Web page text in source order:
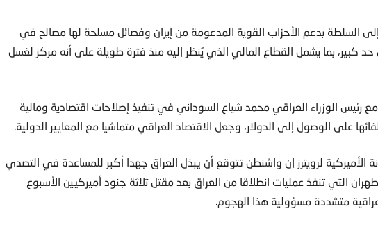
إلى السلطة بدعم الأحزاب القوية المدعومة من إيران وفصائل مسلحة لها مصالح في
كبير، بما يشمل القطاع المالي الذي يُنظر إليه منذ فترة طويلة على أنه مركز لغسل
رئيس الوزراء العراقي محمد شياع السوداني في تنفيذ إصلاحات اقتصادية ومالية
على الوصول إلى الدولار، وجعل الاقتصاد العراقي متماشيا مع المعايير الدولية.
الأميركية لرويترز إن واشنطن تتوقع أن يبذل العراق جهدا أكبر للمساعدة في التصدي
التي تنفذ عمليات انطلاقا من العراق بعد مقتل ثلاثة جنود أميركيين الأسبوع
متشددة مسؤولية هذا الهجوم.